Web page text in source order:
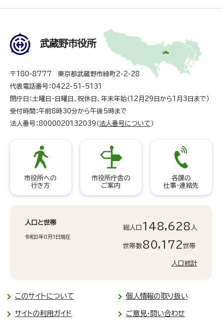
武蔵野市役所
〒180-8777 東京都武蔵野市緑町2-2-28
代表電話番号：0422-51-5131
閉庁日：土曜日・日曜日、祝休日、年末年始（12月29日から1月3日まで）
受付時間：午前8時30分から午後5時まで
法人番号：8000020132039（ 法人番号について ）
市役所への
行き方
市役所庁舎の
ご案内
各課の
仕事・連絡先
人口と世帯
令和8年8月1日現在
総人口 148,628 人
世帯数80,172世帯
人口統計
このサイトについて 個人情報の取り扱い
サイトの利用ガイド ご意見・問い合わせ